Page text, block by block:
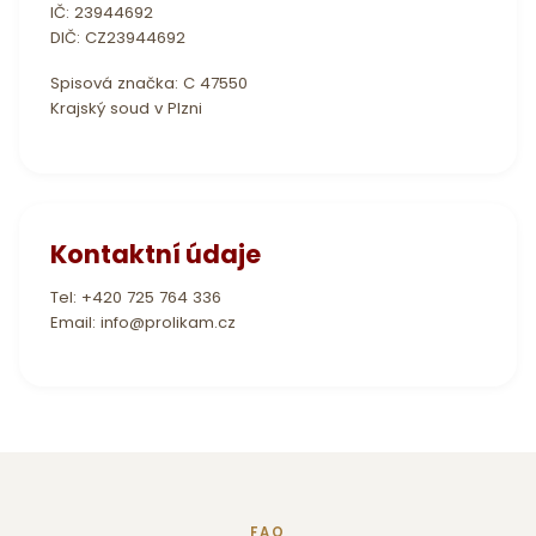
IČ: 23944692
DIČ: CZ23944692
Spisová značka: C 47550
Krajský soud v Plzni
Kontaktní údaje
Tel: +420 725 764 336
Email: info@prolikam.cz